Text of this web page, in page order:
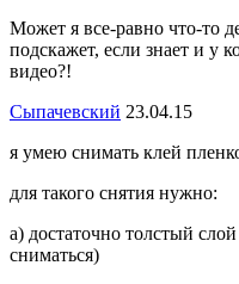
Может я все-равно что-то
подскажет, если знает и у
видео?!
Сыпачевский 23.04.15
я умею снимать клей
для такого снятия нужно:
а) достаточно толстый
сниматься)